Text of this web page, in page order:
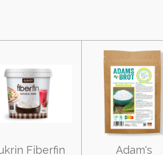
Fiberfin
Adam's